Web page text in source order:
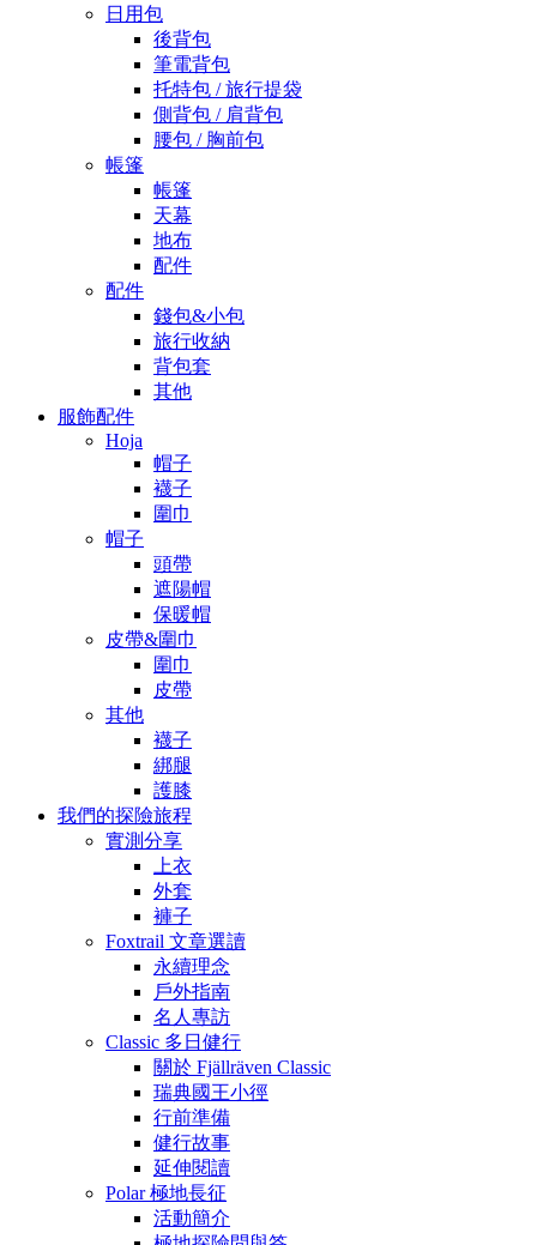
日用包
後背包
筆電背包
托特包 / 旅行提袋
側背包 / 肩背包
腰包 / 胸前包
帳篷
帳篷
天幕
地布
配件
配件
錢包&小包
旅行收納
背包套
其他
服飾配件
Hoja
帽子
襪子
圍巾
帽子
頭帶
遮陽帽
保暖帽
皮帶&圍巾
圍巾
皮帶
其他
襪子
綁腿
護膝
我們的探險旅程
實測分享
上衣
外套
褲子
Foxtrail 文章選讀
永續理念
戶外指南
名人專訪
Classic 多日健行
關於 Fjällräven Classic
瑞典國王小徑
行前準備
健行故事
延伸閱讀
Polar 極地長征
活動簡介